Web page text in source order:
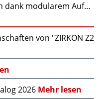
dank modularem Auf…
von "ZIRKON Z2
2026 Mehr lesen